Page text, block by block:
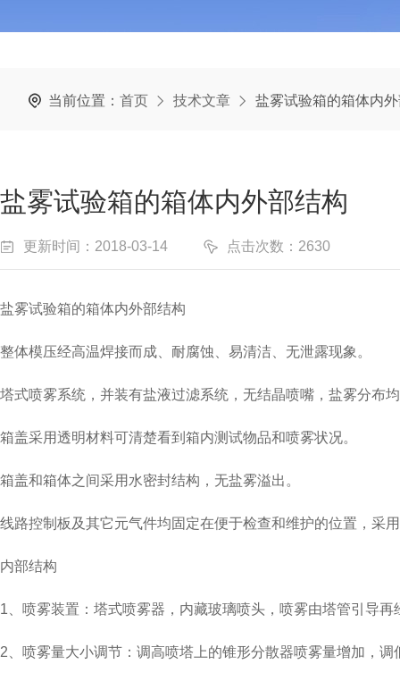
当前位置： 首页 技术文章 盐雾试验箱的箱体内
盐雾试验箱的箱体内外部结构
更新时间：2018-03-14 点击次数：2630
盐雾试验箱的箱体内外部结构
整体模压经高温焊接而成、耐腐蚀、易清洁、无泄露现象。
塔式喷雾系统，并装有盐液过滤系统，无结晶喷嘴，盐雾分布
箱盖采用透明材料可清楚看到箱内测试物品和喷雾状况。
箱盖和箱体之间采用水密封结构，无盐雾溢出。
线路控制板及其它元气件均固定在便于检查和维护的位置，采
内部结构
1、喷雾装置：塔式喷雾器，内藏玻璃喷头，喷雾由塔管引导
2、喷雾量大小调节：调高喷塔上的锥形分散器喷雾量增加，调